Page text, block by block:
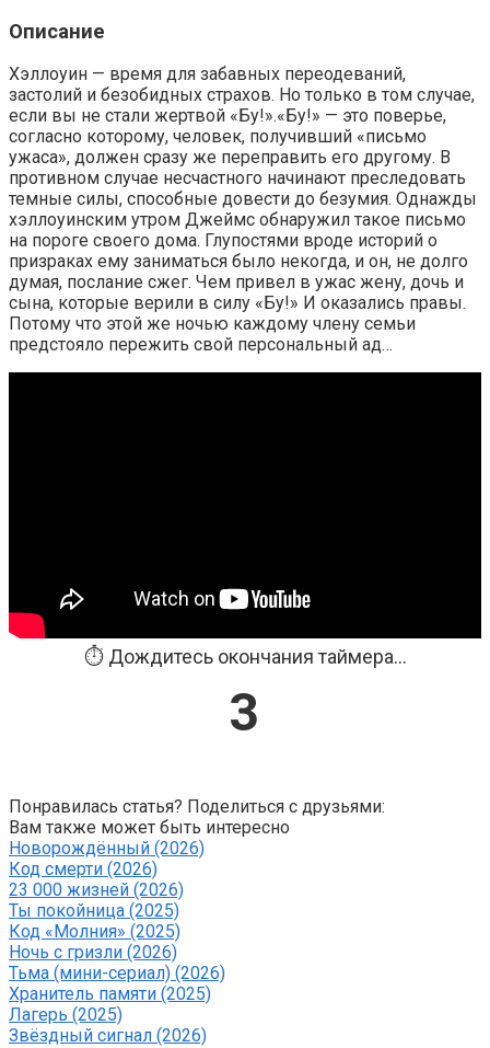
Описание
Хэллоуин — время для забавных переодеваний,
застолий и безобидных страхов. Но только в том случае,
если вы не стали жертвой «Бу!».«Бу!» — это поверье,
согласно которому, человек, получивший «письмо
ужаса», должен сразу же переправить его другому. В
противном случае несчастного начинают преследовать
темные силы, способные довести до безумия. Однажды
хэллоуинским утром Джеймс обнаружил такое письмо
на пороге своего дома. Глупостями вроде историй о
призраках ему заниматься было некогда, и он, не долго
думая, послание сжег. Чем привел в ужас жену, дочь и
сына, которые верили в силу «Бу!» И оказались правы.
Потому что этой же ночью каждому члену семьи
предстояло пережить свой персональный ад…
⏱️ Дождитесь окончания таймера...
3
Понравилась статья? Поделиться с друзьями:
Вам также может быть интересно
Новорождённый (2026)
Код смерти (2026)
23 000 жизней (2026)
Ты покойница (2025)
Код «Молния» (2025)
Ночь с гризли (2026)
Тьма (мини-сериал) (2026)
Хранитель памяти (2025)
Лагерь (2025)
Звёздный сигнал (2026)